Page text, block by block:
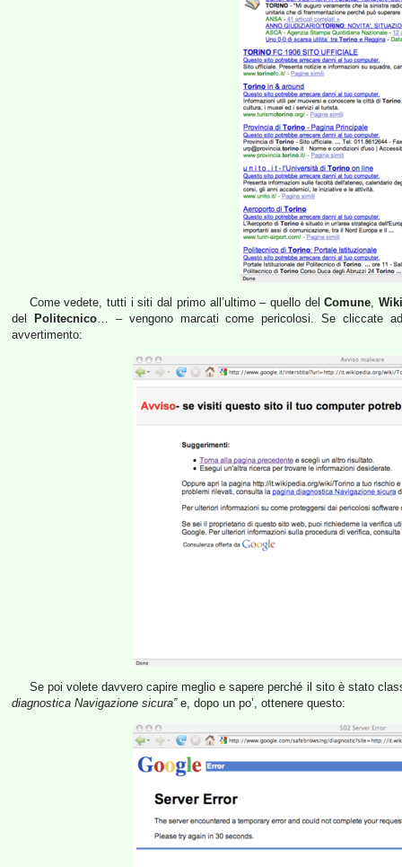
Come vedete, tutti i siti dal primo all’ultimo – quello delComune,
del
Politecnico… – vengono marcati come pericolosi. Se cliccate
avvertimento:
Se poi volete davvero capire meglio e sapere perché il sito è stato
diagnostica Navigazione sicura”e, dopo un po’, ottenere questo: